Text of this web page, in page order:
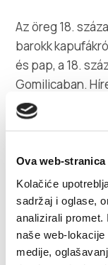
Ova web-
Kolačiće
sadržaj i oglase,
analizirali promet.
naše web-
medije,
Az öreg 18.
barokk
és pap, a 18.
Gomilicaban.
plébániai
kolostorban,
A
turisták